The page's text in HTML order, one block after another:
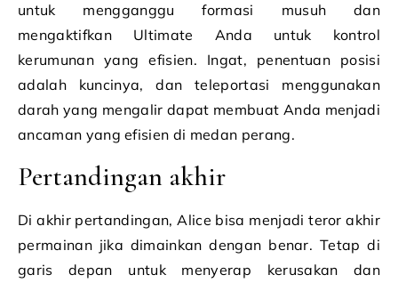
untuk mengganggu formasi musuh dan
mengaktifkan Ultimate Anda untuk kontrol
kerumunan yang efisien. Ingat, penentuan posisi
adalah kuncinya, dan teleportasi menggunakan
darah yang mengalir dapat membuat Anda menjadi
ancaman yang efisien di medan perang.
Pertandingan akhir
Di akhir pertandingan, Alice bisa menjadi teror akhir
permainan jika dimainkan dengan benar. Tetap di
garis depan untuk menyerap kerusakan dan